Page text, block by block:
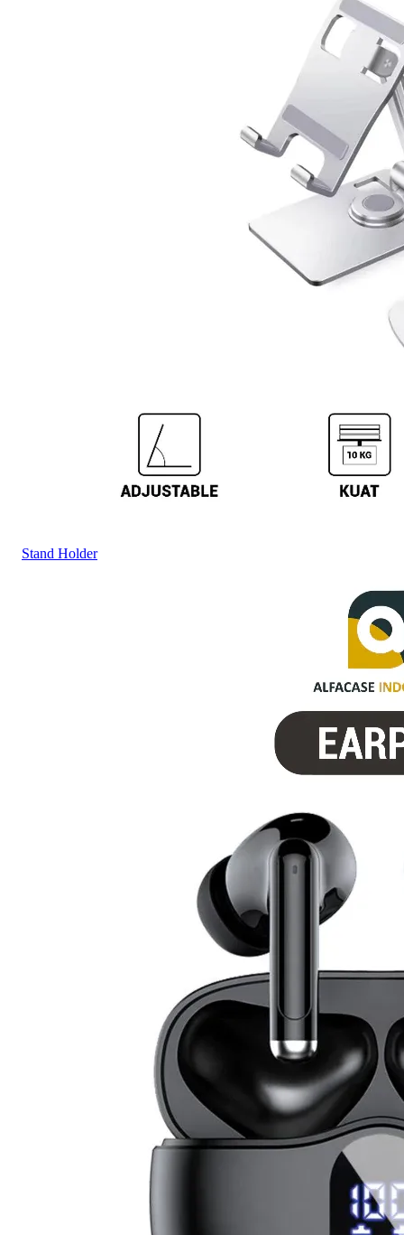
Stand Holder